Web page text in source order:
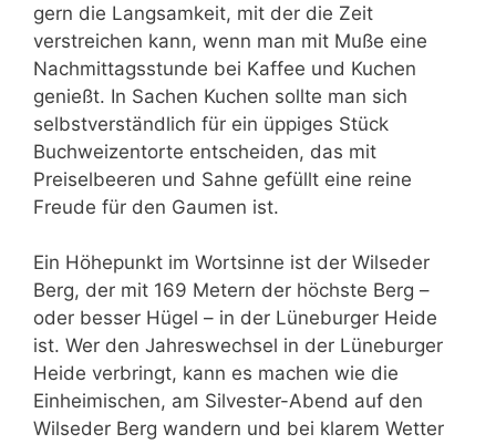
gern die Langsamkeit, mit der die Zeit
verstreichen kann, wenn man mit Muße eine
Nachmittagsstunde bei Kaffee und Kuchen
genießt. In Sachen Kuchen sollte man sich
selbstverständlich für ein üppiges Stück
Buchweizentorte entscheiden, das mit
Preiselbeeren und Sahne gefüllt eine reine
Freude für den Gaumen ist.
Ein Höhepunkt im Wortsinne ist der Wilseder
Berg, der mit 169 Metern der höchste Berg –
oder besser Hügel – in der Lüneburger Heide
ist. Wer den Jahreswechsel in der Lüneburger
Heide verbringt, kann es machen wie die
Einheimischen, am Silvester-Abend auf den
Wilseder Berg wandern und bei klarem Wetter